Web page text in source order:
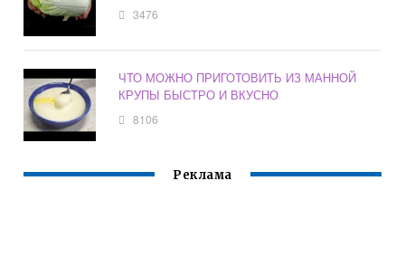
3476
ЧТО МОЖНО ПРИГОТОВИТЬ ИЗ МАННОЙ
КРУПЫ БЫСТРО И ВКУСНО
8106
Реклама